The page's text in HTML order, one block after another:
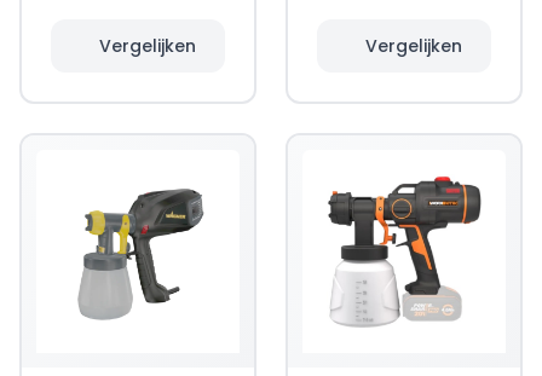
Vergelijken Vergelijken